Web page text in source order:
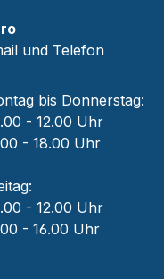
und Telefon
bis Donnerstag:
- 12.00 Uhr
- 18.00 Uhr
- 12.00 Uhr
- 16.00 Uhr